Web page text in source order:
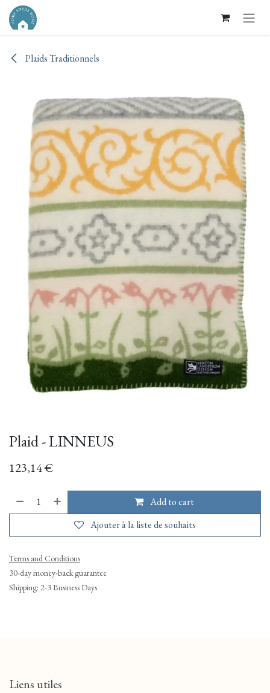
Se rendre au contenu
Plaids Traditionnels
Plaid - LINNEUS
123,14€
Add to cart
Ajouter à la liste de souhaits
Terms and Conditions
30-day money-back guarantee
Shipping: 2-3 Business Days
Liens utiles